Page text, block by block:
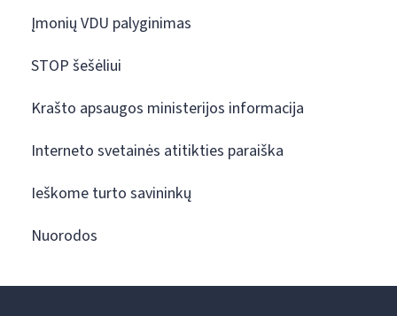
Įmonių VDU palyginimas
STOP šešėliui
Krašto apsaugos ministerijos informacija
Interneto svetainės atitikties paraiška
Ieškome turto savininkų
Nuorodos